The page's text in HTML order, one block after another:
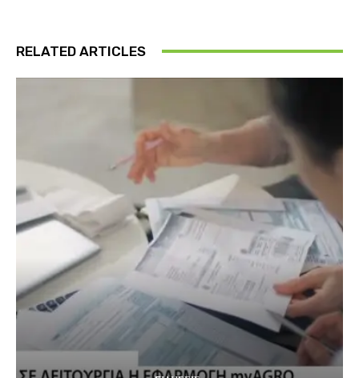
RELATED ARTICLES